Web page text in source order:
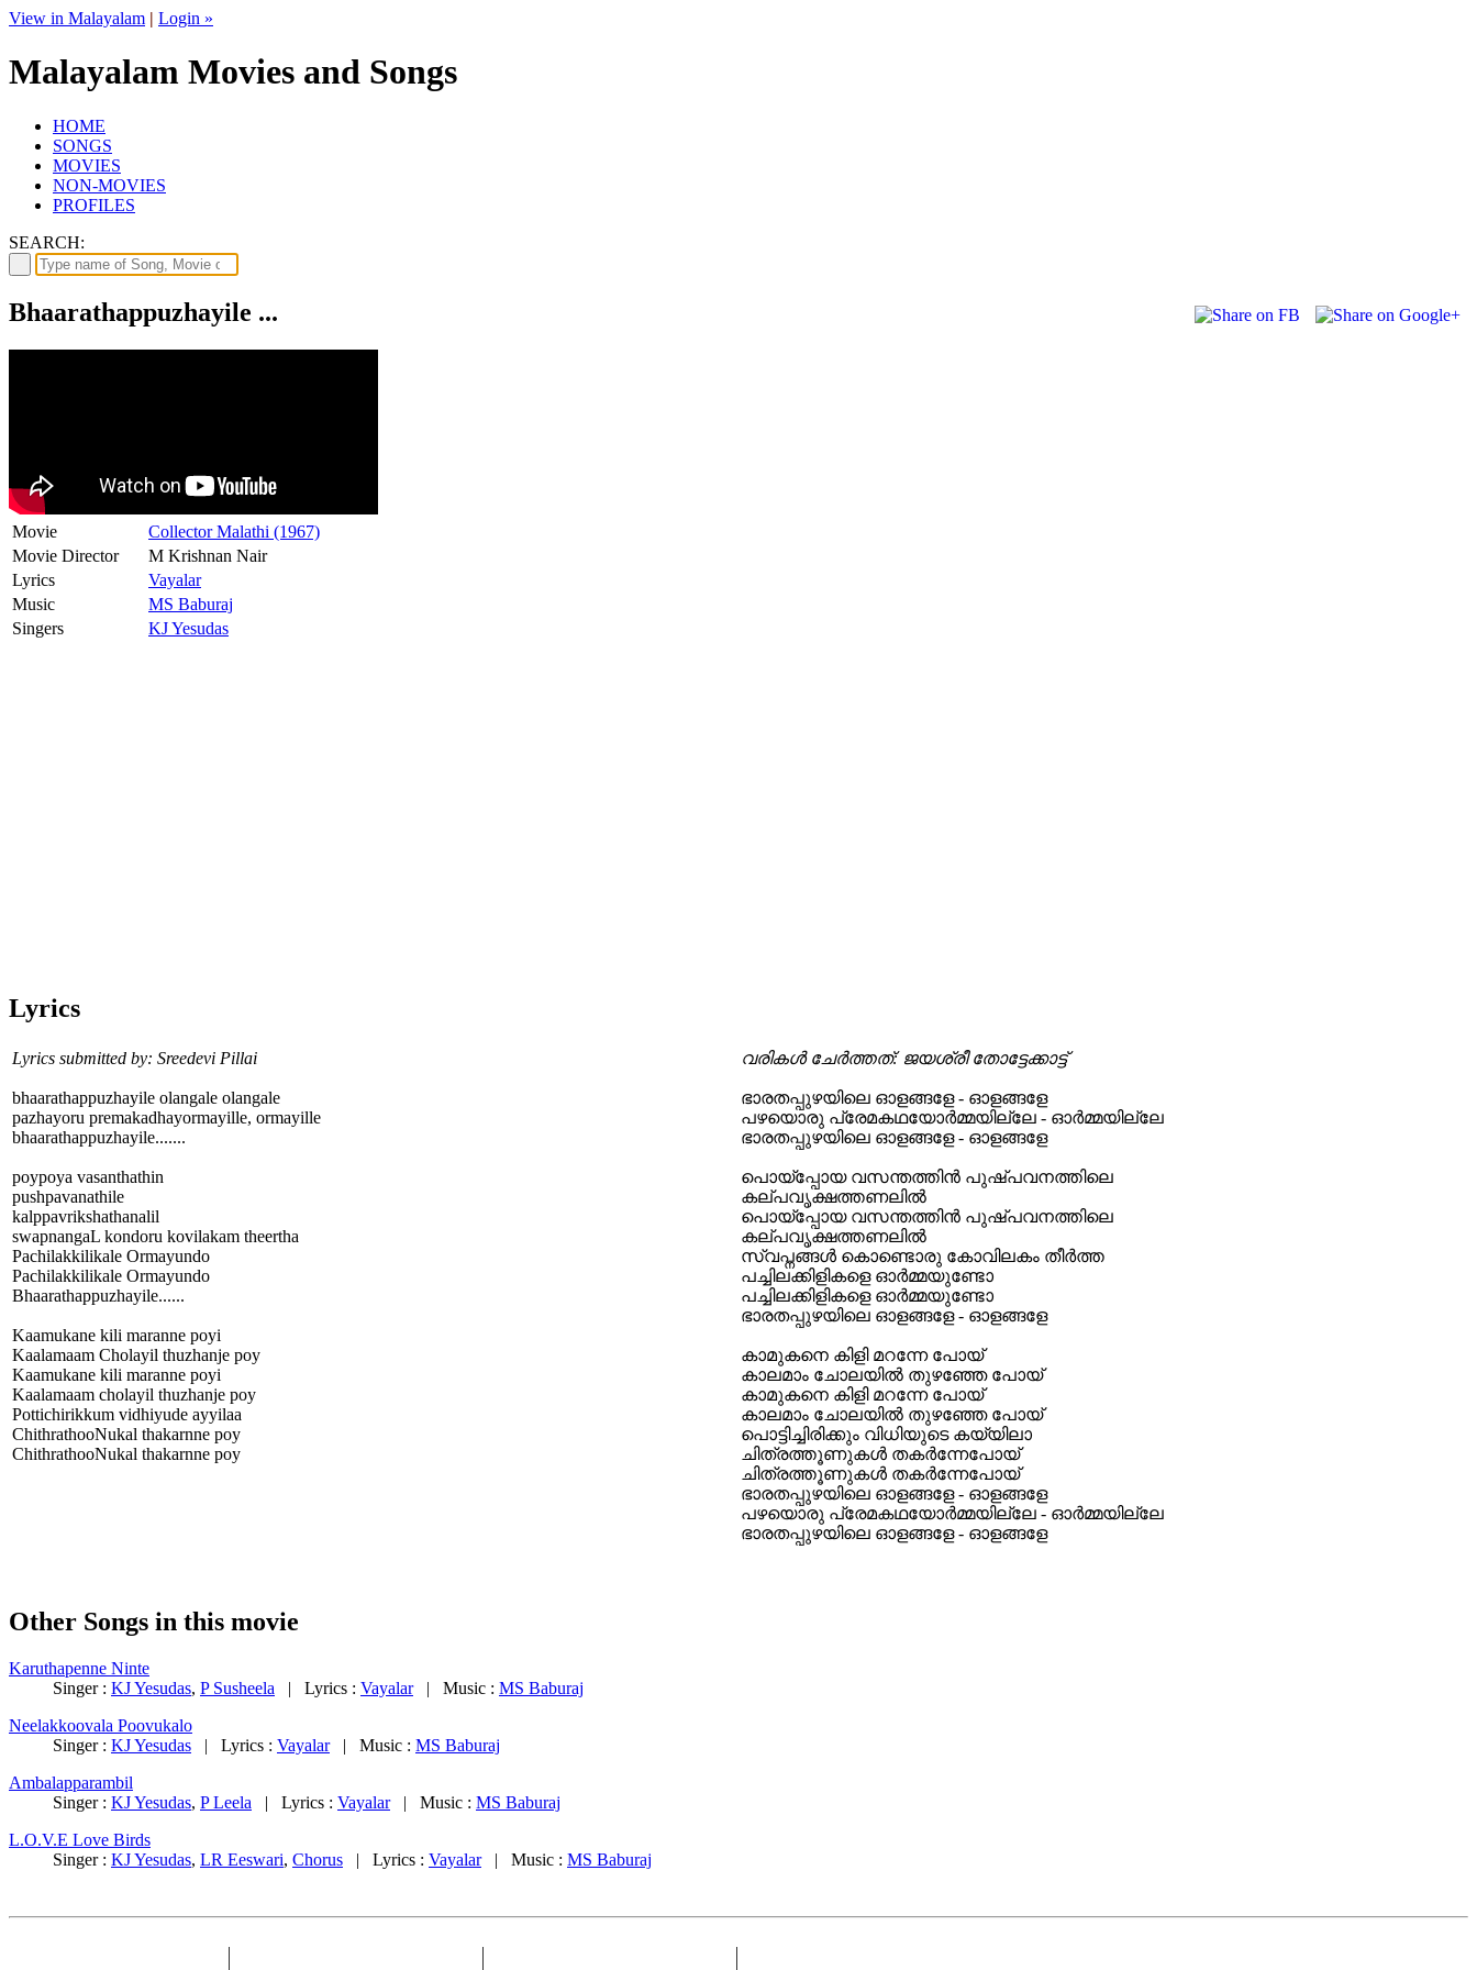
View in Malayalam | Login »
Malayalam Movies and Songs
HOME
SONGS
MOVIES
NON-MOVIES
PROFILES
SEARCH:
Bhaarathappuzhayile ...
Movie
Collector Malathi (1967)
Movie Director
M Krishnan Nair
Lyrics
Vayalar
Music
MS Baburaj
Singers
KJ Yesudas
Lyrics
Lyrics submitted by: Sreedevi Pillai
bhaarathappuzhayile olangale olangale
pazhayoru premakadhayormayille, ormayille
bhaarathappuzhayile.......
poypoya vasanthathin
pushpavanathile
kalppavrikshathanalil
swapnangaL kondoru kovilakam theertha
Pachilakkilikale Ormayundo
Pachilakkilikale Ormayundo
Bhaarathappuzhayile......
Kaamukane kili maranne poyi
Kaalamaam Cholayil thuzhanje poy
Kaamukane kili maranne poyi
Kaalamaam cholayil thuzhanje poy
Pottichirikkum vidhiyude ayyilaa
ChithrathooNukal thakarnne poy
ChithrathooNukal thakarnne poy
വരികള്‍ ചേര്‍ത്തത്: ജയശ്രീ തോട്ടേക്കാട്ട്
ഭാരതപ്പുഴയിലെ ഓളങ്ങളേ - ഓളങ്ങളേ
പഴയൊരു പ്രേമകഥയോര്‍മ്മയില്ലേ - ഓര്‍മ്മയില്ലേ
ഭാരതപ്പുഴയിലെ ഓളങ്ങളേ - ഓളങ്ങളേ
പൊയ്പ്പോയ വസന്തത്തിന്‍ പുഷ്പവനത്തിലെ
കല്പവൃക്ഷത്തണലില്‍
പൊയ്പ്പോയ വസന്തത്തിന്‍ പുഷ്പവനത്തിലെ
കല്പവൃക്ഷത്തണലില്‍
സ്വപ്നങ്ങള്‍ കൊണ്ടൊരു കോവിലകം തീര്‍ത്ത
പച്ചിലക്കിളികളെ ഓര്‍മ്മയുണ്ടോ
പച്ചിലക്കിളികളെ ഓര്‍മ്മയുണ്ടോ
ഭാരതപ്പുഴയിലെ ഓളങ്ങളേ - ഓളങ്ങളേ
കാമുകനെ കിളി മറന്നേ പോയ്
കാലമാം ചോലയില്‍ തുഴഞ്ഞേ പോയ്
കാമുകനെ കിളി മറന്നേ പോയ്
കാലമാം ചോലയില്‍ തുഴഞ്ഞേ പോയ്
പൊട്ടിച്ചിരിക്കും വിധിയുടെ കയ്യിലാ
ചിത്രത്തൂണുകള്‍ തകര്‍ന്നേപോയ്
ചിത്രത്തൂണുകള്‍ തകര്‍ന്നേപോയ്
ഭാരതപ്പുഴയിലെ ഓളങ്ങളേ - ഓളങ്ങളേ
പഴയൊരു പ്രേമകഥയോര്‍മ്മയില്ലേ - ഓര്‍മ്മയില്ലേ
ഭാരതപ്പുഴയിലെ ഓളങ്ങളേ - ഓളങ്ങളേ
Other Songs in this movie
Karuthapenne Ninte
Singer : KJ Yesudas, P Susheela | Lyrics : Vayalar| Music : MS Baburaj
Neelakkoovala Poovukalo
Singer : KJ Yesudas | Lyrics : Vayalar| Music : MS Baburaj
Ambalapparambil
Singer : KJ Yesudas, P Leela | Lyrics : Vayalar| Music : MS Baburaj
L.O.V.E Love Birds
Singer : KJ Yesudas, LR Eeswari, Chorus | Lyrics : Vayalar| Music : MS Baburaj